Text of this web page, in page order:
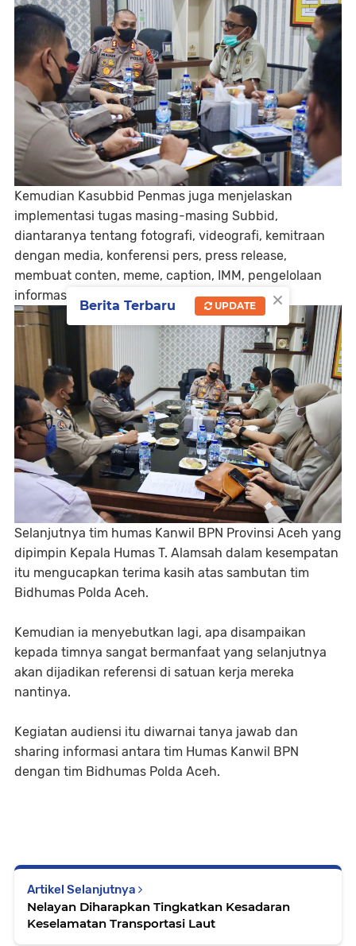
Kemudian Kasubbid Penmas juga menjelaskan
implementasi tugas masing-masing Subbid,
diantaranya tentang fotografi, videografi, kemitraan
dengan media, konferensi pers, press release,
membuat conten, meme, caption, IMM, pengelolaan
informasi publik dan lainnya.
Selanjutnya tim humas Kanwil BPN Provinsi Aceh yang
dipimpin Kepala Humas T. Alamsah dalam kesempatan
itu mengucapkan terima kasih atas sambutan tim
Bidhumas Polda Aceh.
Kemudian ia menyebutkan lagi, apa disampaikan
kepada timnya sangat bermanfaat yang selanjutnya
akan dijadikan referensi di satuan kerja mereka
nantinya.
Kegiatan audiensi itu diwarnai tanya jawab dan
sharing informasi antara tim Humas Kanwil BPN
dengan tim Bidhumas Polda Aceh.
Artikel Selanjutnya
Nelayan Diharapkan Tingkatkan Kesadaran
Keselamatan Transportasi Laut
×
Berita Terbaru UPDATE